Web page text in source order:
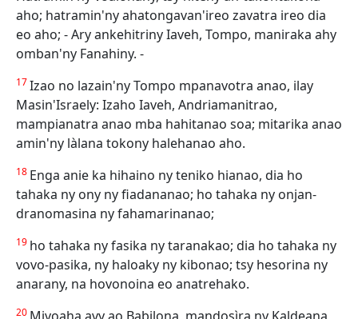
aho; hatramin'ny ahatongavan'ireo zavatra ireo dia
eo aho; - Ary ankehitriny Iaveh, Tompo, maniraka ahy
omban'ny Fanahiny. -
17Izao no lazain'ny Tompo mpanavotra anao, ilay
Masin'Israely: Izaho Iaveh, Andriamanitrao,
mampianatra anao mba hahitanao soa; mitarika anao
amin'ny làlana tokony halehanao aho.
18 Enga anie ka hihaino ny teniko hianao, dia ho
tahaka ny ony ny fiadananao; ho tahaka ny onjan-
dranomasina ny fahamarinanao;
19 ho tahaka ny fasika ny taranakao; dia ho tahaka ny
vovo-pasika, ny haloaky ny kibonao; tsy hesorina ny
anarany, na hovonoina eo anatrehako.
20